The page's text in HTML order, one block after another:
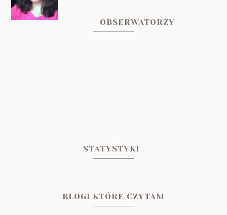
OBSERWATORZY
STATYSTYKI
BLOGI KTÓRE CZYTAM